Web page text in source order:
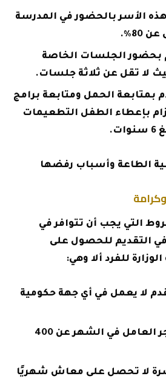
الأسر بالحضور في المدرسة
بحضور الجلسات الخاصة
لا تقل عن ثلاثة جلسات.
بمتابعة الحمل ومتابعة برامج
بإعطاء الطفل التطعيمات
الطاعة وأسباب رفضها
التي يجب أن تتوافر في
التقديم للحصول على
للفرد ألا وهي:
لا يعمل في أي جهة حكومية
ضرورة أن لا يزيد أجر العامل في الشهر عن 400
لا تحصل على معاش شهريًا